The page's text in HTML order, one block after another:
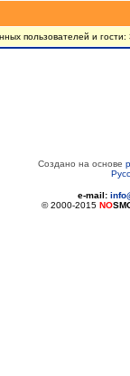
пользователей и гости:
Создано на основе
e-mail:
© 2000-2015 NO